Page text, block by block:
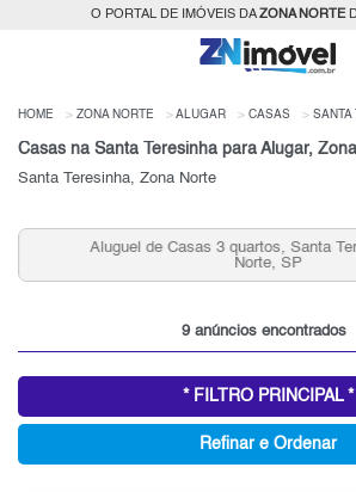
O PORTAL DE IMÓVEIS DAZONA NORTE
HOME ZONA NORTE ALUGAR CASAS SANTA
Santa Teresinha, Zona Norte
Aluguel de Casas 3 quartos, Santa
Norte, SP
9 anúncios encontrados
* FILTRO PRINCIPAL *
Refinar e Ordenar